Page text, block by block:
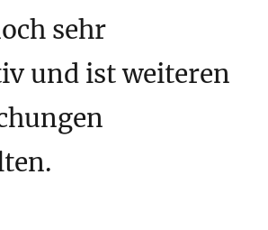
sehr
und ist weiteren